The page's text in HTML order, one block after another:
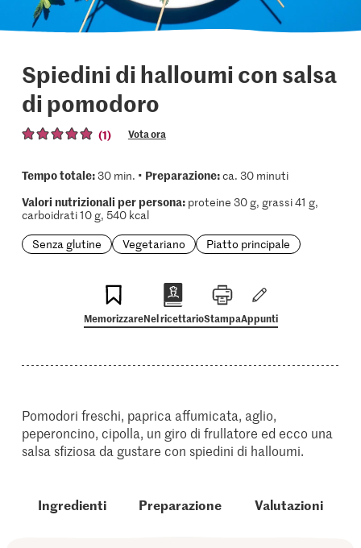
Spiedini di halloumi con salsa
di pomodoro
(1) Vota ora
Tempo totale:30 min. • Preparazione:ca. 30 minuti
Valori nutrizionali per persona:proteine 30 g, grassi 41 g,
carboidrati 10 g, 540 kcal
Senza glutine
Vegetariano Piatto principale
MemorizzareNel ricettarioStampaAppunti
Pomodori freschi, paprica affumicata, aglio,
peperoncino, cipolla, un giro di frullatore ed ecco una
salsa sfiziosa da gustare con spiedini di halloumi.
Ingredienti Preparazione Valutazioni